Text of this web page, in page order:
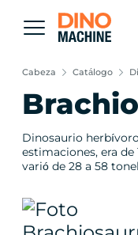
Cabeza Catálogo
Dinosaurio
estimaciones, era de
varió de 28 a 58